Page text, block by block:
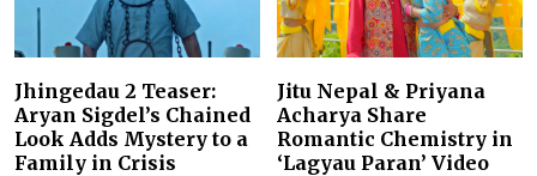
Jhingedau 2 Teaser:
Aryan Sigdel’s Chained
Look Adds Mystery to a
Family in Crisis
Jitu Nepal & Priyana
Acharya Share
Romantic Chemistry in
‘Lagyau Paran’ Video